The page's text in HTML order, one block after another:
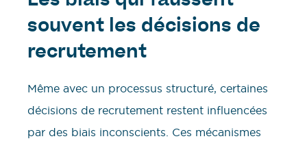
souvent les décisions de
recrutement
Même avec un processus structuré, certaines
décisions de recrutement restent influencées
par des biais inconscients. Ces mécanismes